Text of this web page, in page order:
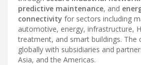
predictive maintenance, and
connectivity for sectors including
automotive, energy, infrastructure,
treatment, and smart buildings. The
globally with subsidiaries and
Asia, and the Americas.